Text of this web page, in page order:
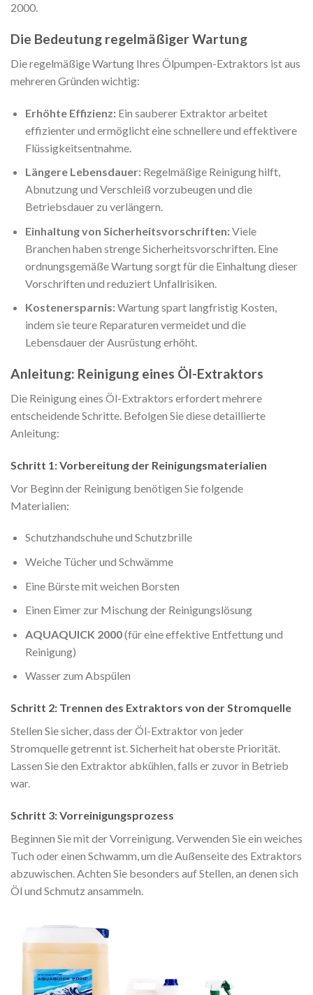
2000.
Die Bedeutung regelmäßiger Wartung
Die regelmäßige Wartung Ihres Ölpumpen-Extraktors ist aus
mehreren Gründen wichtig:
Erhöhte Effizienz:Ein sauberer Extraktor arbeitet
effizienter und ermöglicht eine schnellere und effektivere
Flüssigkeitsentnahme.
Längere Lebensdauer:Regelmäßige Reinigung hilft,
Abnutzung und Verschleiß vorzubeugen und die
Betriebsdauer zu verlängern.
Einhaltung von Sicherheitsvorschriften:Viele
Branchen haben strenge Sicherheitsvorschriften. Eine
ordnungsgemäße Wartung sorgt für die Einhaltung dieser
Vorschriften und reduziert Unfallrisiken.
Kostenersparnis:Wartung spart langfristig Kosten,
indem sie teure Reparaturen vermeidet und die
Lebensdauer der Ausrüstung erhöht.
Anleitung: Reinigung eines Öl-Extraktors
Die Reinigung eines Öl-Extraktors erfordert mehrere
entscheidende Schritte. Befolgen Sie diese detaillierte
Anleitung:
Schritt 1: Vorbereitung der Reinigungsmaterialien
Vor Beginn der Reinigung benötigen Sie folgende
Materialien:
Schutzhandschuhe und Schutzbrille
Weiche Tücher und Schwämme
Eine Bürste mit weichen Borsten
Einen Eimer zur Mischung der Reinigungslösung
AQUAQUICK 2000(für eine effektive Entfettung und
Reinigung)
Wasser zum Abspülen
Schritt 2: Trennen des Extraktors von der Stromquelle
Stellen Sie sicher, dass der Öl-Extraktor von jeder
Stromquelle getrennt ist. Sicherheit hat oberste Priorität.
Lassen Sie den Extraktor abkühlen, falls er zuvor in Betrieb
war.
Schritt 3: Vorreinigungsprozess
Beginnen Sie mit der Vorreinigung. Verwenden Sie ein weiches
Tuch oder einen Schwamm, um die Außenseite des Extraktors
abzuwischen. Achten Sie besonders auf Stellen, an denen sich
Öl und Schmutz ansammeln.